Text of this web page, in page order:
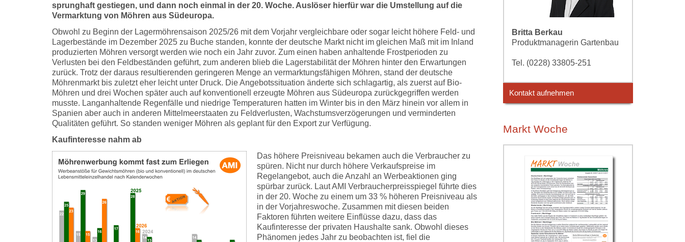
sprunghaft gestiegen, und dann noch einmal in der 20. Woche. Auslöser hierfür war die Umstellung auf die
Vermarktung von Möhren aus Südeuropa.
Obwohl zu Beginn der Lagermöhrensaison 2025/26 mit dem Vorjahr vergleichbare oder sogar leicht höhere Feld- und
Lagerbestände im Dezember 2025 zu Buche standen, konnte der deutsche Markt nicht im gleichen Maß mit im Inland
produzierten Möhren versorgt werden wie noch ein Jahr zuvor. Zum einen haben anhaltende Frostperioden zu
Verlusten bei den Feldbeständen geführt, zum anderen blieb die Lagerstabilität der Möhren hinter den Erwartungen
zurück. Trotz der daraus resultierenden geringeren Menge an vermarktungsfähigen Möhren, stand der deutsche
Möhrenmarkt bis zuletzt eher leicht unter Druck. Die Angebotssituation änderte sich schlagartig, als zuerst auf Bio-
Möhren und drei Wochen später auch auf konventionell erzeugte Möhren aus Südeuropa zurückgegriffen werden
musste. Langanhaltende Regenfälle und niedrige Temperaturen hatten im Winter bis in den März hinein vor allem in
Spanien aber auch in anderen Mittelmeerstaaten zu Feldverlusten, Wachstumsverzögerungen und verminderten
Qualitäten geführt. So standen weniger Möhren als geplant für den Export zur Verfügung.
Kaufinteresse nahm ab
Das höhere Preisniveau bekamen auch die Verbraucher zu
spüren. Nicht nur durch höhere Verkaufspreise im
Regelangebot, auch die Anzahl an Werbeaktionen ging
spürbar zurück. Laut AMI Verbraucherpreisspiegel führte dies
in der 20. Woche zu einem um 33 % höheren Preisniveau als
in der Vorjahreswoche. Zusammen mit diesen beiden
Faktoren führten weitere Einflüsse dazu, dass das
Kaufinteresse der privaten Haushalte sank. Obwohl dieses
Phänomen jedes Jahr zu beobachten ist, fiel die
Britta Berkau
Produktmanagerin Gartenbau
Tel. (0228) 33805-251
Kontakt aufnehmen
Markt Woche